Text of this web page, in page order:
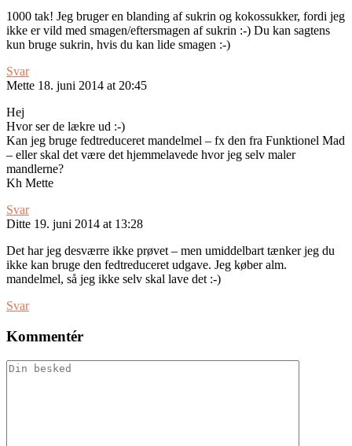
1000 tak! Jeg bruger en blanding af sukrin og kokossukker, fordi jeg
ikke er vild med smagen/eftersmagen af sukrin :-) Du kan sagtens
kun bruge sukrin, hvis du kan lide smagen :-)
Svar
Mette 18. juni 2014 at 20:45
Hej
Hvor ser de lækre ud :-)
Kan jeg bruge fedtreduceret mandelmel – fx den fra Funktionel Mad
– eller skal det være det hjemmelavede hvor jeg selv maler
mandlerne?
Kh Mette
Svar
Ditte 19. juni 2014 at 13:28
Det har jeg desværre ikke prøvet – men umiddelbart tænker jeg du
ikke kan bruge den fedtreduceret udgave. Jeg køber alm.
mandelmel, så jeg ikke selv skal lave det :-)
Svar
Kommentér